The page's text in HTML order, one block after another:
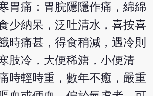
胃痛：胃脘隱隱作痛，綿綿
少納呆，泛吐清水，喜按喜
時痛甚，得食稍減，遇冷則
肢冷，大便稀溏，小便清
時輕時重，數年不癒，嚴重